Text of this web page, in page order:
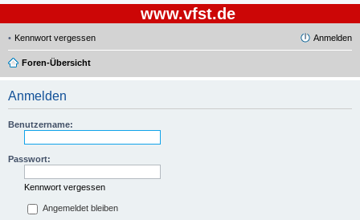
www.vfst.de
Kennwort vergessen Anmelden
Foren-Übersicht
Anmelden
Benutzername:
Passwort:
Kennwort vergessen
Angemeldet bleiben